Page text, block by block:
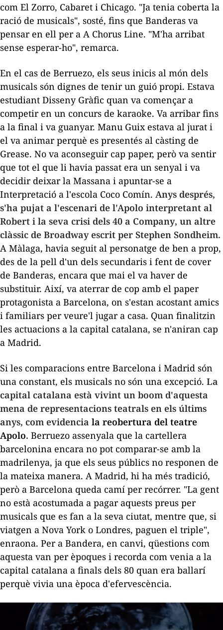
com El Zorro, Cabaret i Chicago. "Ja tenia coberta la
ració de musicals", sosté, fins que Banderas va
pensar en ell per a A Chorus Line. "M'ha arribat
sense esperar-ho", remarca.
En el cas de Berruezo, els seus inicis al món dels
musicals són dignes de tenir un guió propi. Estava
estudiant Disseny Gràfic quan va començar a
competir en un concurs de karaoke. Va arribar fins
a la final i va guanyar. Manu Guix estava al jurat i
el va animar perquè es presentés al càsting de
Grease. No va aconseguir cap paper, però va sentir
que tot el que li havia passat era un senyal i va
decidir deixar la Massana i apuntar-se a
Interpretació a l'escola Coco Comín. Anys després,
s'ha pujat a l'escenari de l'Apolo interpretant al
Robert i la seva crisi dels 40 a Company, un altre
clàssic de Broadway escrit per Stephen Sondheim.
A Màlaga, havia seguit al personatge de ben a prop,
des de la pell d'un dels secundaris i fent de cover
de Banderas, encara que mai el va haver de
substituir. Així, va aterrar de cop amb el paper
protagonista a Barcelona, on s'estan acostant amics
i familiars per veure'l jugar a casa. Quan finalitzin
les actuacions a la capital catalana, se n'aniran cap
a Madrid.
Si les comparacions entre Barcelona i Madrid són
una constant, els musicals no són una excepció. La
capital catalana està vivint un boom d'aquesta
mena de representacions teatrals en els últims
anys, com evidencia la reobertura del teatre
Apolo. Berruezo assenyala que la cartellera
barcelonina encara no pot comparar-se amb la
madrilenya, ja que els seus públics no responen de
la mateixa manera. A Madrid, hi ha més tradició,
però a Barcelona queda camí per recórrer. "La gent
no està acostumada a pagar aquests preus per
musicals que es fan a la seva ciutat, mentre que, si
viatgen a Nova York o Londres, paguen el triple",
enraona. Per a Bandera, en canvi, qüestions com
aquesta van per èpoques i recorda com venia a la
capital catalana a finals dels 80 quan era ballarí
perquè vivia una època d'efervescència.